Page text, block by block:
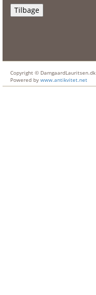
Tilbage
Copyright © DamgaardLauritsen.dk
Powered by www.antikvitet.net